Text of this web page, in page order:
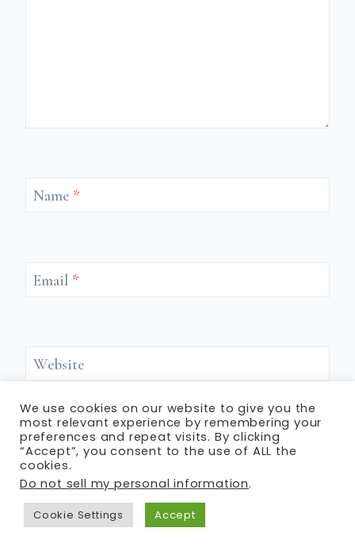
Name *
Email *
Website
Save my name, email, and website in this browser for the next time I
comment.
We use cookies on our website to give you the
most relevant experience by remembering your
preferences and repeat visits. By clicking
“Accept”, you consent to the use of ALL the
cookies.
Do not sell my personal information.
Cookie Settings Accept